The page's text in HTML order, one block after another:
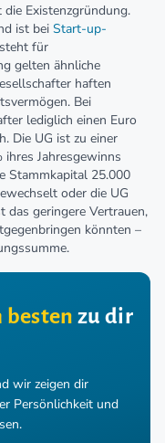
die Existenzgründung.
ist bei Start-up-
für
gelten ähnliche
haften
Bei
lediglich einen Euro
Die UG ist zu einer
ihres Jahresgewinns
Stammkapital 25.000
oder die UG
das geringere Vertrauen,
könnten –
besten zu dir
wir zeigen dir
Persönlichkeit und